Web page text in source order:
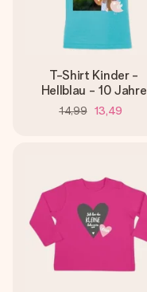
T-Shirt Kinder -
Hellblau - 10 Jahre
14,99 13,49